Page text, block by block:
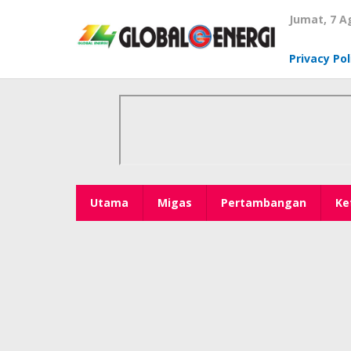
Jumat, 7
Privacy
Utama Migas Pertambangan